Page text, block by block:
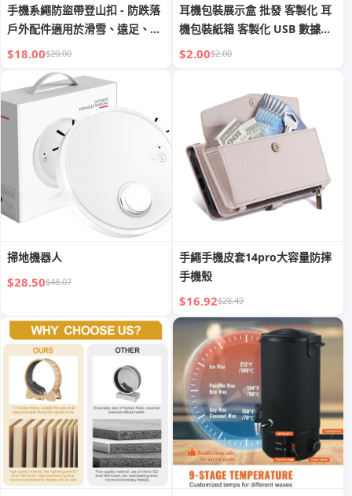
手機系繩防盜帶登山扣 - 防跌落
戶外配件適用於滑雪、遠足、騎
自行車、釣魚和登山 - 適合大多
$18.00$20.00
耳機包裝展示盒 批發 客製化 耳
機包裝紙箱 客製化 USB 數據線
包裝紙箱
$2.00$2.00
掃地機器人
$28.50$48.07
手繩手機皮套14pro大容量防摔
手機殼
$16.92$28.49